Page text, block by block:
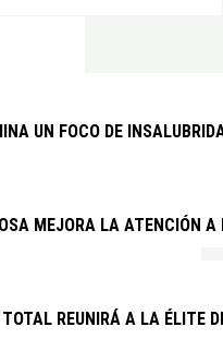
PARA LA
UN FOCO DE
MEJORA LA ATENCIÓN
REUNIRÁ A LA ÉLITE